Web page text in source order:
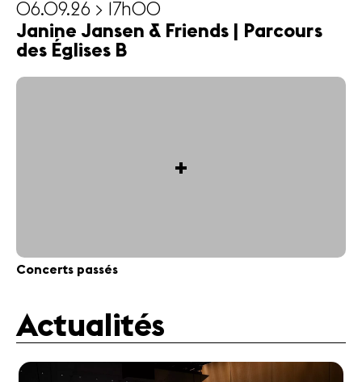
06.09.26 > 17h00
Janine Jansen & Friends | Parcours
des Églises B
+
Concerts passés
Actualités